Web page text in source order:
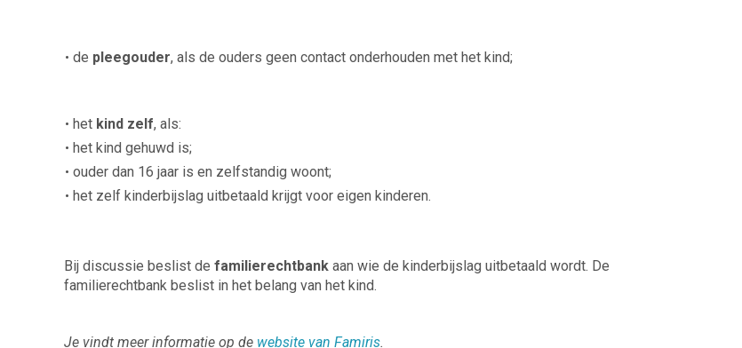
de pleegouder, als de ouders geen contact onderhouden met het kind;
het kind zelf, als:
het kind gehuwd is;
ouder dan 16 jaar is en zelfstandig woont;
het zelf kinderbijslag uitbetaald krijgt voor eigen kinderen.
Bij discussie beslist de familierechtbank aan wie de kinderbijslag uitbetaald wordt. De
familierechtbank beslist in het belang van het kind.
Je vindt meer informatie op de website van Famiris.